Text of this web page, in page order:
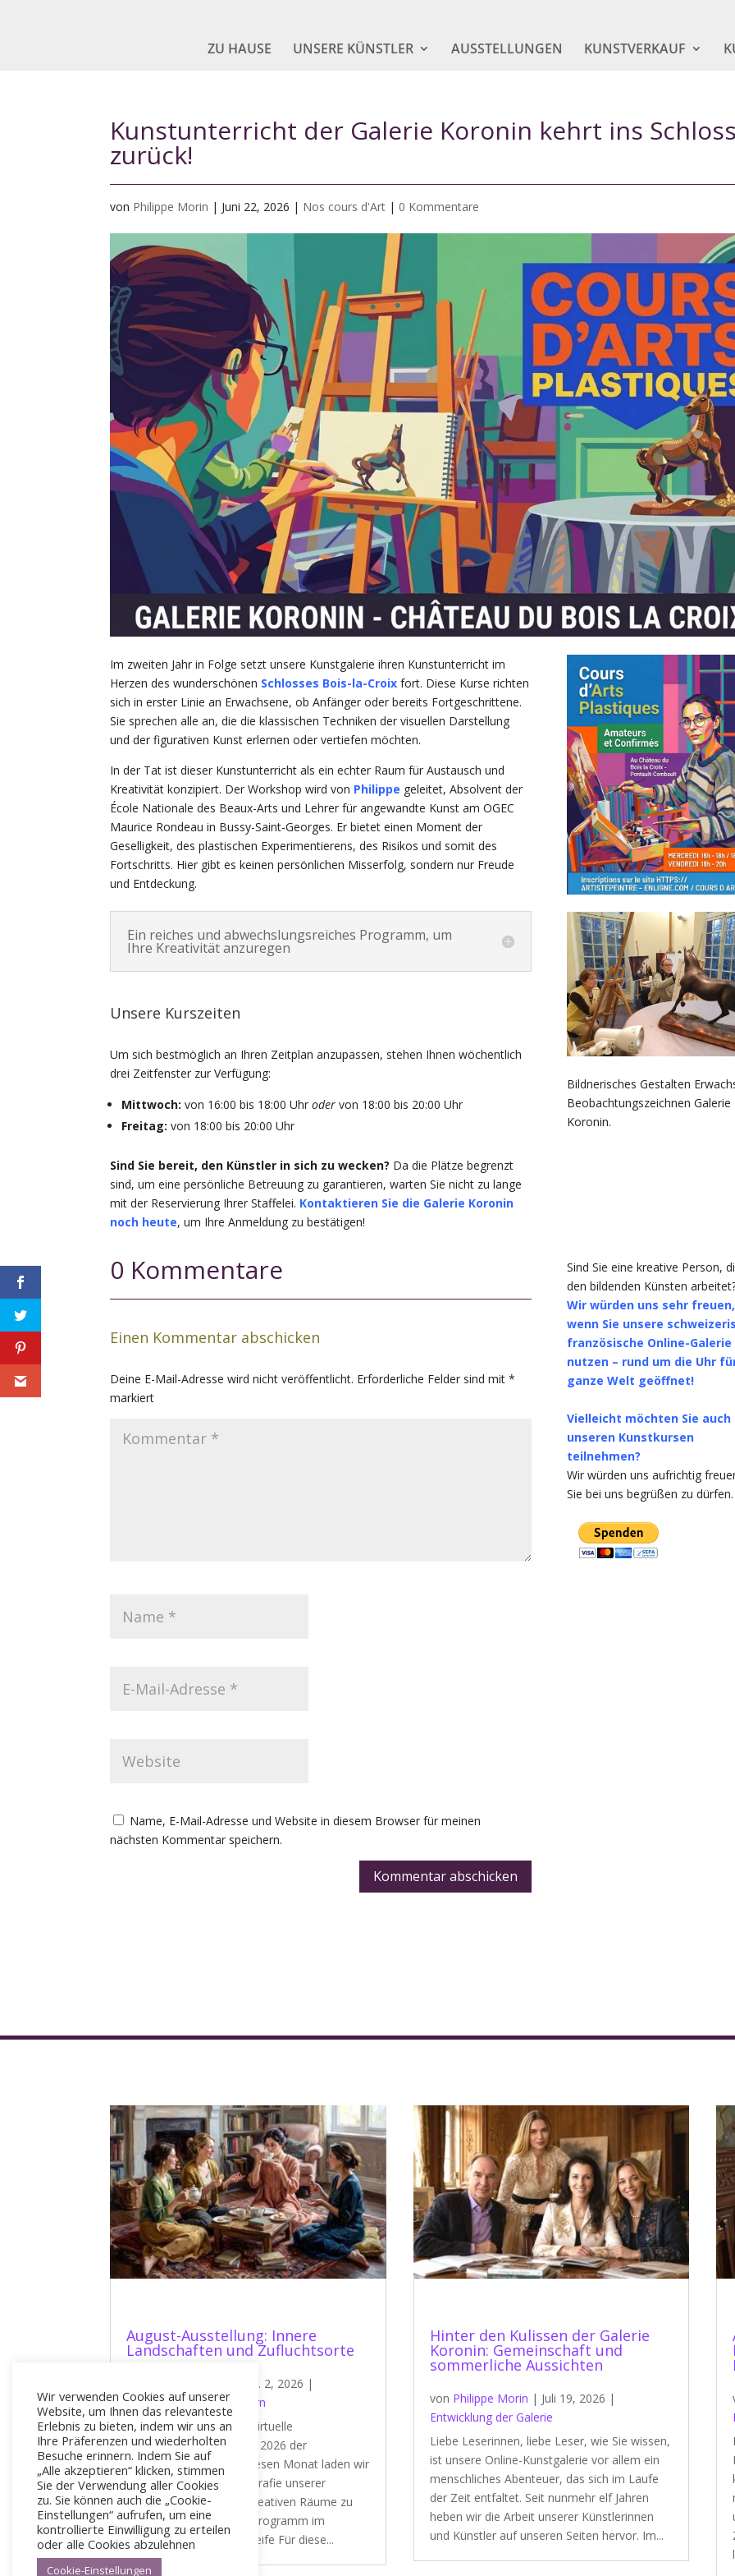
ZU HAUSE UNSERE KÜNSTLER AUSSTELLUNGEN KUNSTVERKAUF
Kunstunterricht der Galerie Koronin kehrt ins
zurück!
von Philippe Morin | Juni 22, 2026 | Nos cours d'Art | 0 Kommentare
Im zweiten Jahr in Folge setzt unsere Kunstgalerie ihren Kunstunterricht im
Herzen des wunderschönen Schlosses Bois-la-Croix fort. Diese Kurse richten
sich in erster Linie an Erwachsene, ob Anfänger oder bereits Fortgeschrittene.
Sie sprechen alle an, die die klassischen Techniken der visuellen Darstellung
und der figurativen Kunst erlernen oder vertiefen möchten.
In der Tat ist dieser Kunstunterricht als ein echter Raum für Austausch und
Kreativität konzipiert. Der Workshop wird von Philippe geleitet, Absolvent der
École Nationale des Beaux-Arts und Lehrer für angewandte Kunst am OGEC
Maurice Rondeau in Bussy-Saint-Georges. Er bietet einen Moment der
Geselligkeit, des plastischen Experimentierens, des Risikos und somit des
Fortschritts. Hier gibt es keinen persönlichen Misserfolg, sondern nur Freude
und Entdeckung.
Ein reiches und abwechslungsreiches Programm, um
Ihre Kreativität anzuregen
Unsere Kurszeiten
Um sich bestmöglich an Ihren Zeitplan anzupassen, stehen Ihnen wöchentlich
drei Zeitfenster zur Verfügung:
Mittwoch: von 16:00 bis 18:00 Uhroder von 18:00 bis 20:00 Uhr
Freitag: von 18:00 bis 20:00 Uhr
Sind Sie bereit, den Künstler in sich zu wecken? Da die Plätze begrenzt
sind, um eine persönliche Betreuung zu garantieren, warten Sie nicht zu lange
mit der Reservierung Ihrer Staffelei. Kontaktieren Sie die Galerie Koronin
noch heute, um Ihre Anmeldung zu bestätigen!
Bildnerisches Gestalten
Beobachtungszeichnen Galerie
Koronin.
0 Kommentare
Einen Kommentar abschicken
Deine E-Mail-Adresse wird nicht veröffentlicht. Erforderliche Felder sind mit*
markiert
Name, E-Mail-Adresse und Website in diesem Browser für meinen
nächsten Kommentar speichern.
Kommentar abschicken
Sind Sie eine kreative Person,
den bildenden Künsten
Wir würden uns sehr freuen,
wenn Sie unsere
französische Online-Galerie
nutzen – rund um die Uhr
ganze Welt geöffnet!
Vielleicht möchten Sie auch
unseren Kunstkursen
teilnehmen?
Wir würden uns aufrichtig
Sie bei uns begrüßen zu dürfen.
August-Ausstellung: Innere
Landschaften und Zufluchtsorte
Aug. 2, 2026 |
Neuigkeiten von Künstlern
Willkommen zur neuen Virtuelle
Kunstausstellung August 2026 der
Kunstgalerie Koronin. Diesen Monat laden wir
Sie ein, die intime Kartografie unserer
Künstlerinnen und ihre kreativen Räume zu
entdecken. Ein Sommerprogramm im
Zeichen künstlerischer Reife Für diese...
Hinter den Kulissen der Galerie
Koronin: Gemeinschaft und
sommerliche Aussichten
von Philippe Morin | Juli 19, 2026 |
Entwicklung der Galerie
Liebe Leserinnen, liebe Leser, wie Sie wissen,
ist unsere Online-Kunstgalerie vor allem ein
menschliches Abenteuer, das sich im Laufe
der Zeit entfaltet. Seit nunmehr elf Jahren
heben wir die Arbeit unserer Künstlerinnen
und Künstler auf unseren Seiten hervor. Im...
Wir verwenden Cookies auf unserer
Website, um Ihnen das relevanteste
Erlebnis zu bieten, indem wir uns an
Ihre Präferenzen und wiederholten
Besuche erinnern. Indem Sie auf
„Alle akzeptieren“ klicken, stimmen
Sie der Verwendung aller Cookies
zu. Sie können auch die „Cookie-
Einstellungen“ aufrufen, um eine
kontrollierte Einwilligung zu erteilen
oder alle Cookies abzulehnen
Cookie-Einstellungen